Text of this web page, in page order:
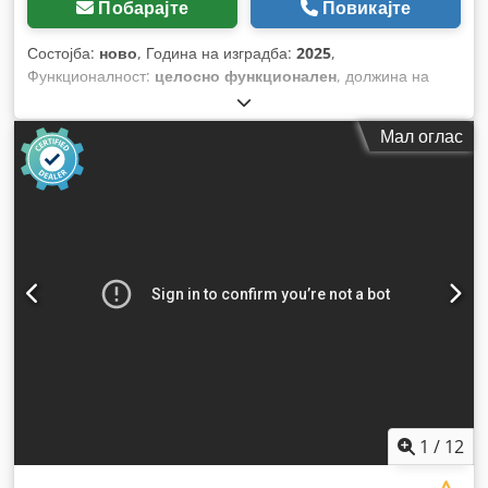
Побарајте Повикајте
Состојба: ново, Година на изградба: 2025,
Функционалност: целосно функционален, должина на
, моќност на ласерот:
Мал оглас
1 / 12